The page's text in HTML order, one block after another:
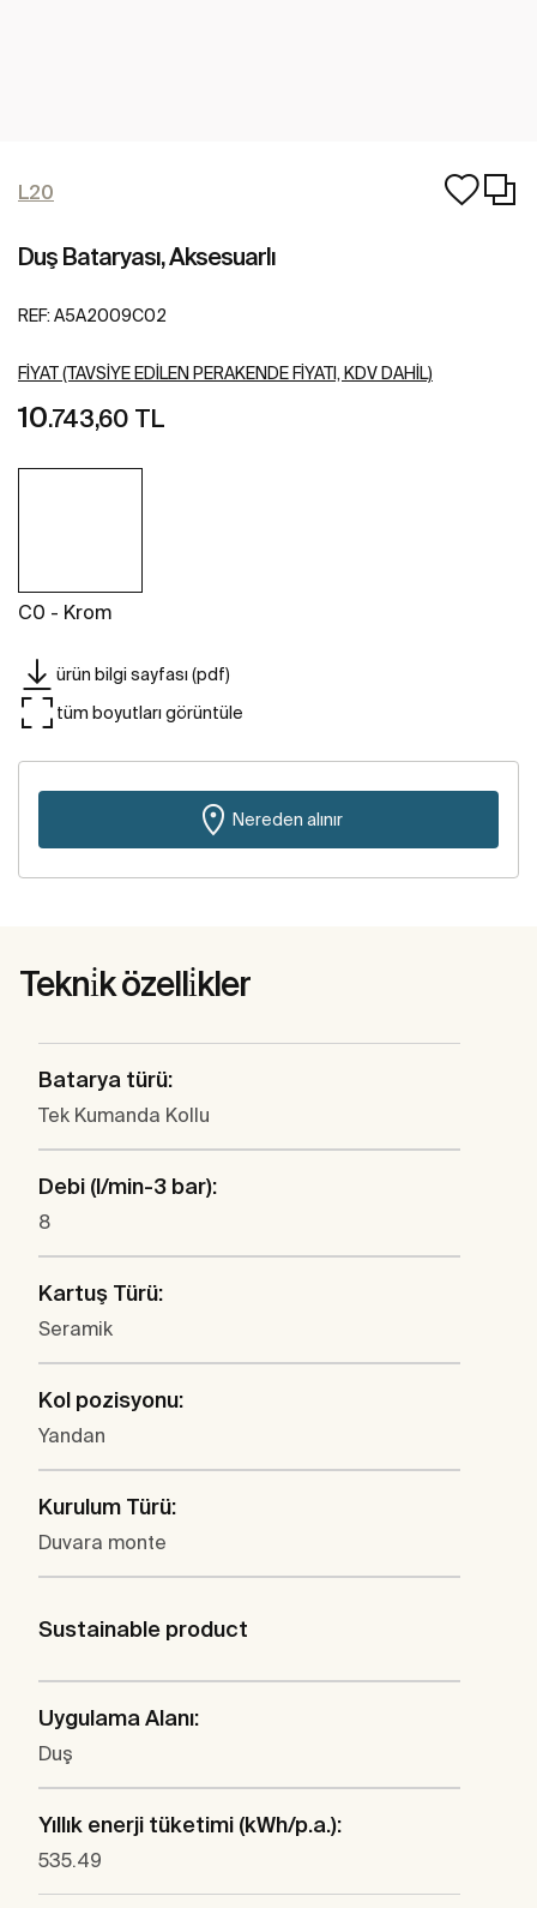
L20
Duş Bataryası, Aksesuarlı
REF: A5A2009C02
FIYAT (TAVSIYE EDILEN PERAKENDE FIYATI, KDV DAHIL)
10.743,60 TL
C0 - Krom
ürün bilgi sayfası (pdf)
tüm boyutları görüntüle
Nereden alınır
Tekni̇k özelli̇kler
Batarya türü:
Tek Kumanda Kollu
Debi (l/min-3 bar):
8
Kartuş Türü:
Seramik
Kol pozisyonu:
Yandan
Kurulum Türü:
Duvara monte
Sustainable product
Uygulama Alanı:
Duş
Yıllık enerji tüketimi (kWh/p.a.):
535.49